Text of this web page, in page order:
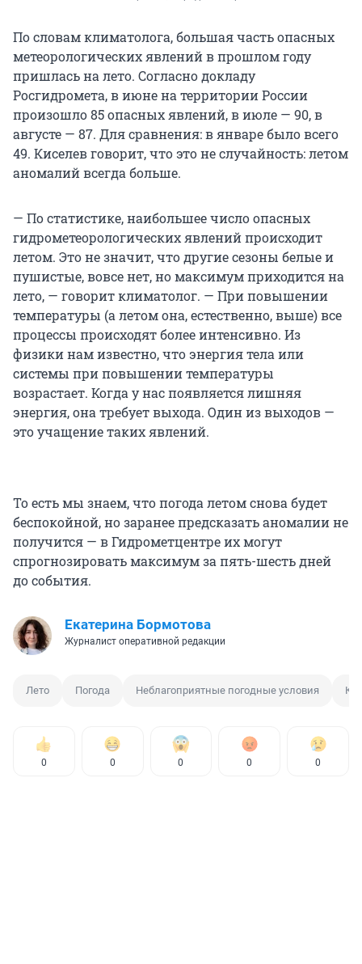
По словам климатолога, большая часть опасных
метеорологических явлений в прошлом году
пришлась на лето. Согласно докладу
Росгидромета, в июне на территории России
произошло 85 опасных явлений, в июле — 90, в
августе — 87. Для сравнения: в январе было всего
49. Киселев говорит, что это не случайность: летом
аномалий всегда больше.
— По статистике, наибольшее число опасных
гидрометеорологических явлений происходит
летом. Это не значит, что другие сезоны белые и
пушистые, вовсе нет, но максимум приходится на
лето, — говорит климатолог. — При повышении
температуры (а летом она, естественно, выше) все
процессы происходят более интенсивно. Из
физики нам известно, что энергия тела или
системы при повышении температуры
возрастает. Когда у нас появляется лишняя
энергия, она требует выхода. Один из выходов —
это учащение таких явлений.
То есть мы знаем, что погода летом снова будет
беспокойной, но заранее предсказать аномалии не
получится — в Гидрометцентре их могут
спрогнозировать максимум за пять-шесть дней
до события.
Екатерина Бормотова
Журналист оперативной редакции
Лето Погода Неблагоприятные погодные условия
0 0 0 0 0